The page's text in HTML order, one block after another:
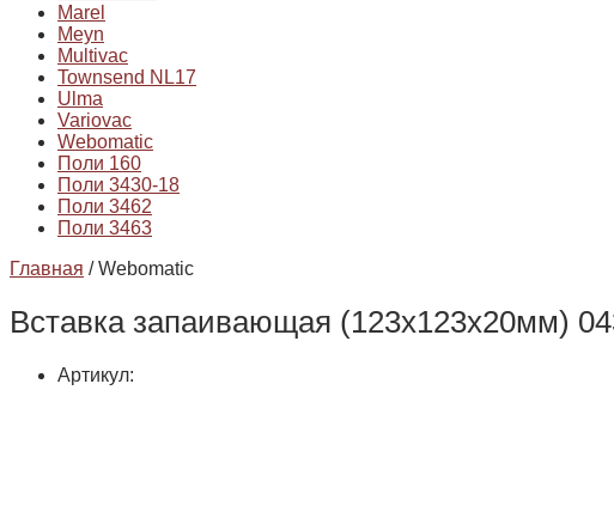
Marel
Meyn
Multivac
Townsend NL17
Ulma
Variovac
Webomatic
Поли 160
Поли 3430-18
Поли 3462
Поли 3463
Главная / Webomatic
Вставка запаивающая (123х123х20мм)
Артикул: